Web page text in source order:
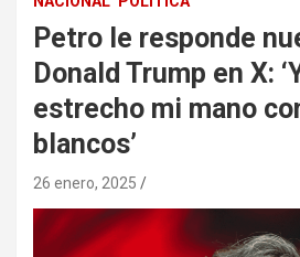
Petro le responde
Donald Trump en X:
estrecho mi mano
blancos’
26 enero, 2025